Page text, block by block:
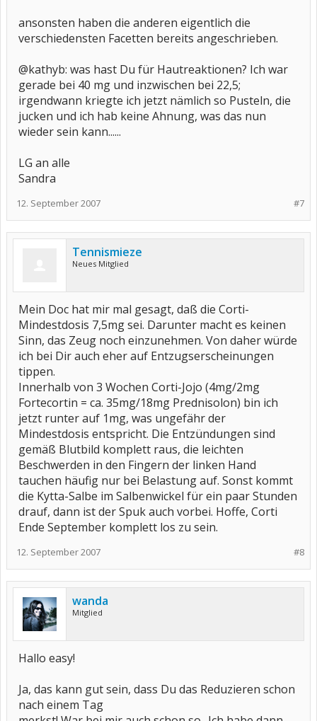
ansonsten haben die anderen eigentlich die
verschiedensten Facetten bereits angeschrieben.
@kathyb: was hast Du für Hautreaktionen? Ich war
gerade bei 40 mg und inzwischen bei 22,5;
irgendwann kriegte ich jetzt nämlich so Pusteln, die
jucken und ich hab keine Ahnung, was das nun
wieder sein kann......
LG an alle
Sandra
#7
12. September 2007
Tennismieze
Neues Mitglied
Mein Doc hat mir mal gesagt, daß die Corti-
Mindestdosis 7,5mg sei. Darunter macht es keinen
Sinn, das Zeug noch einzunehmen. Von daher würde
ich bei Dir auch eher auf Entzugserscheinungen
tippen.
Innerhalb von 3 Wochen Corti-Jojo (4mg/2mg
Fortecortin = ca. 35mg/18mg Prednisolon) bin ich
jetzt runter auf 1mg, was ungefähr der
Mindestdosis entspricht. Die Entzündungen sind
gemäß Blutbild komplett raus, die leichten
Beschwerden in den Fingern der linken Hand
tauchen häufig nur bei Belastung auf. Sonst kommt
die Kytta-Salbe im Salbenwickel für ein paar Stunden
drauf, dann ist der Spuk auch vorbei. Hoffe, Corti
Ende September komplett los zu sein.
#8
12. September 2007
wanda
Mitglied
Hallo easy!
Ja, das kann gut sein, dass Du das Reduzieren schon
nach einem Tag